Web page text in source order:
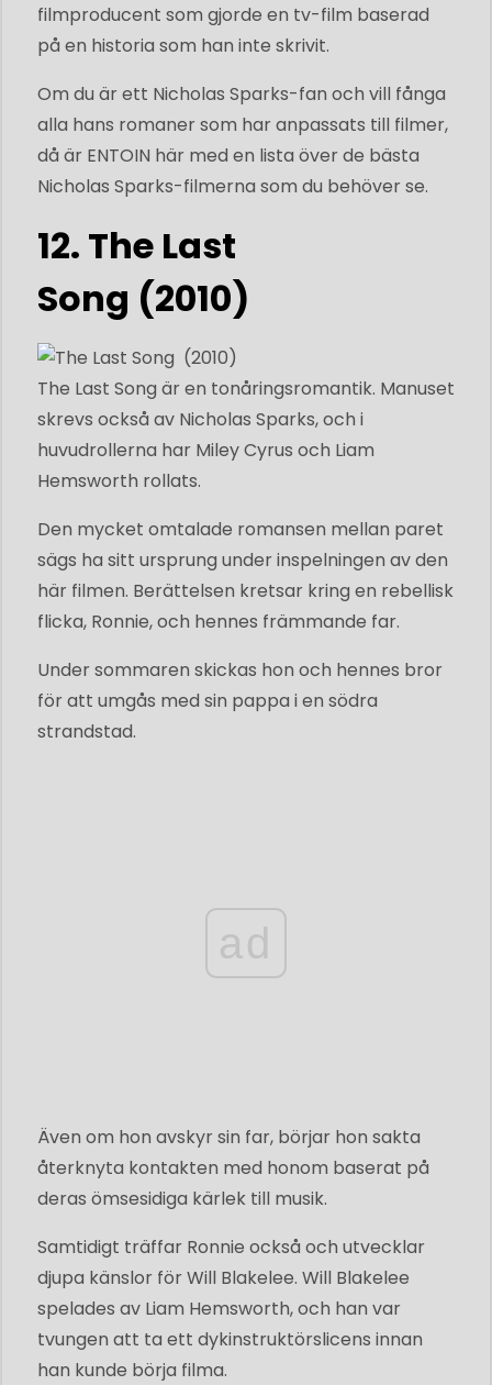
filmproducent som gjorde en tv-film baserad
på en historia som han inte skrivit.
Om du är ett Nicholas Sparks-fan och vill fånga
alla hans romaner som har anpassats till filmer,
då är ENTOIN här med en lista över de bästa
Nicholas Sparks-filmerna som du behöver se.
12. The Last
Song (2010)
The Last Song är en tonåringsromantik. Manuset
skrevs också av Nicholas Sparks, och i
huvudrollerna har Miley Cyrus och Liam
Hemsworth rollats.
Den mycket omtalade romansen mellan paret
sägs ha sitt ursprung under inspelningen av den
här filmen. Berättelsen kretsar kring en rebellisk
flicka, Ronnie, och hennes främmande far.
Under sommaren skickas hon och hennes bror
för att umgås med sin pappa i en södra
strandstad.
ad
Även om hon avskyr sin far, börjar hon sakta
återknyta kontakten med honom baserat på
deras ömsesidiga kärlek till musik.
Samtidigt träffar Ronnie också och utvecklar
djupa känslor för Will Blakelee. Will Blakelee
spelades av Liam Hemsworth, och han var
tvungen att ta ett dykinstruktörslicens innan
han kunde börja filma.